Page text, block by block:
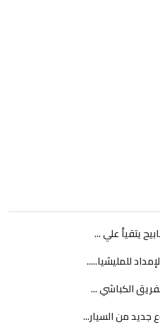
يتقيأ علي ...
للمليشيا.....
الكباشي ...
جديد من السيار...